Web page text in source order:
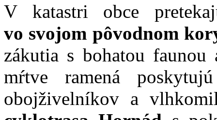
V katastri obce
vo svojom pôvodnom
zákutia s bohatou
mŕtve ramená
obojživelníkov a